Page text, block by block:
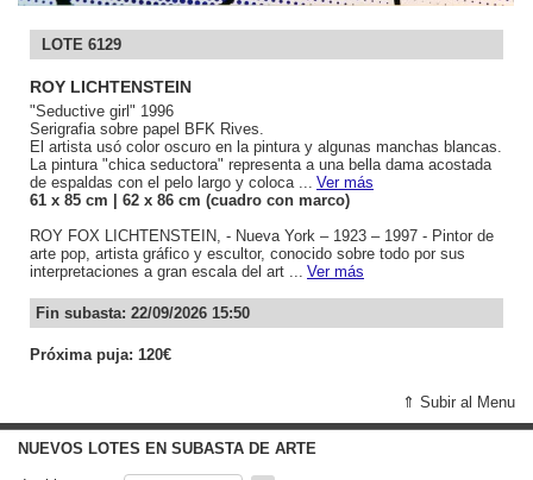
LOTE 6129
ROY LICHTENSTEIN
"Seductive girl" 1996
Serigrafia sobre papel BFK Rives.
El artista usó color oscuro en la pintura y algunas manchas blancas.
La pintura "chica seductora" representa a una bella dama acostada
de espaldas con el pelo largo y coloca ...
Ver más
61 x 85 cm | 62 x 86 cm (cuadro con marco)
ROY FOX LICHTENSTEIN, - Nueva York – 1923 – 1997 - Pintor de
arte pop, artista gráfico y escultor, conocido sobre todo por sus
interpretaciones a gran escala del art ...
Ver más
Fin subasta: 22/09/2026 15:50
Próxima puja: 120€
⇑ Subir al Menu
NUEVOS LOTES EN SUBASTA DE ARTE